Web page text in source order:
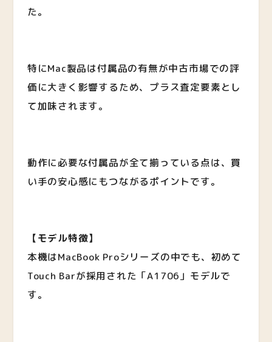
た。
特にMac製品は付属品の有無が中古市場での評
価に大きく影響するため、プラス査定要素とし
て加味されます。
動作に必要な付属品が全て揃っている点は、買
い手の安心感にもつながるポイントです。
【モデル特徴】
本機はMacBook Proシリーズの中でも、初めて
Touch Barが採用された「A1706」モデルで
す。